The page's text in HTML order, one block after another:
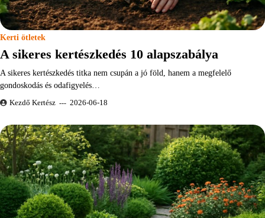
Kerti ötletek
A sikeres kertészkedés 10 alapszabálya
A sikeres kertészkedés titka nem csupán a jó föld, hanem a megfelelő
gondoskodás és odafigyelés…
Kezdő Kertész 2026-06-18